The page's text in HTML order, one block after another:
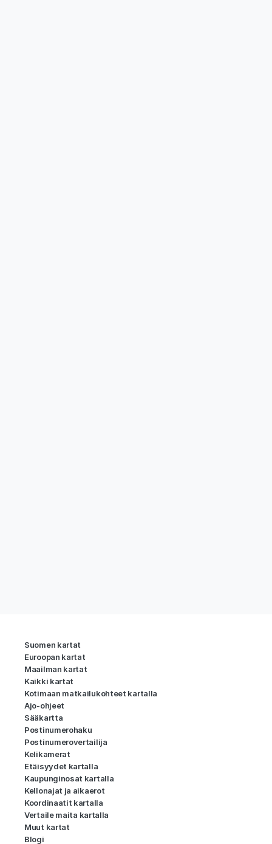
Suomen kartat
Euroopan kartat
Maailman kartat
Kaikki kartat
Kotimaan matkailukohteet kartalla
Ajo-ohjeet
Sääkartta
Postinumerohaku
Postinumerovertailija
Kelikamerat
Etäisyydet kartalla
Kaupunginosat kartalla
Kellonajat ja aikaerot
Koordinaatit kartalla
Vertaile maita kartalla
Muut kartat
Blogi